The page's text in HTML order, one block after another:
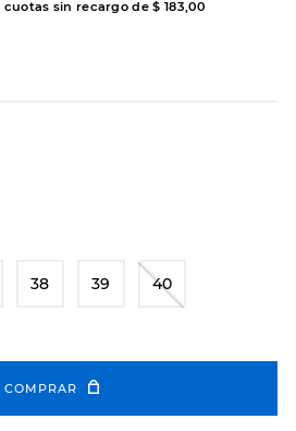
cuotas sin recargo de$ 183 ,00
38 39 40
COMPRAR
8.
hitec